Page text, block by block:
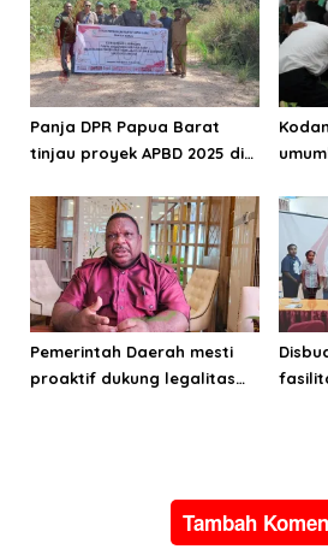
Panja DPR Papua Barat
tinjau proyek APBD 2025 di
Bintuni
II TA
Pemerintah Daerah mesti
proaktif dukung legalitas
Tambah